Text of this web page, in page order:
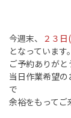
今週末、 ２３
となっています。
ご予約ありが
当日作業希望
で
余裕をもってご